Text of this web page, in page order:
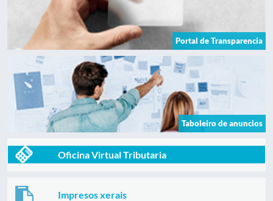
Portal de Transparencia
Taboleiro de anuncios
Oficina Virtual Tributaria
Impresos xerais